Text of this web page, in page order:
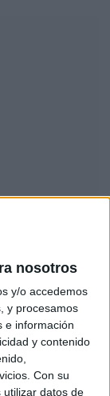
nosotros
y/o accedemos
y procesamos
e información
y contenido
Con su
utilizar datos de
cuenta con
iniciativas
"Hemos sido
marinas
Montes
sumado más
de áreas